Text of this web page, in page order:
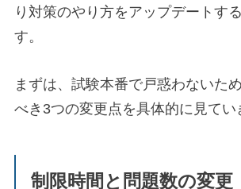
り対策のやり方をアップデートす
す。
まずは、試験本番で戸惑わないた
べき3つの変更点を具体的に見てい
制限時間と問題数の変更